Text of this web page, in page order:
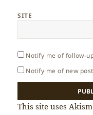
SITE
Notify me of follow-
Notify me of new
This site uses